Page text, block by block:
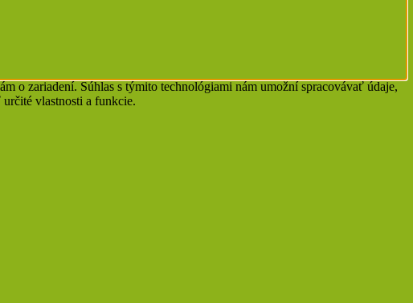
o zariadení. Súhlas s týmito technológiami nám umožní spracovávať údaje,
vlastnosti a funkcie.